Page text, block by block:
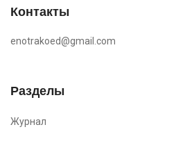
Контакты
enotrakoed@gmail.com
Разделы
Журнал